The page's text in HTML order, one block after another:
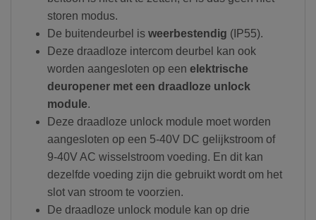
storen modus.
De buitendeurbel is weerbestendig (IP55).
Deze draadloze intercom deurbel kan ook
worden aangesloten op een elektrische
deuropener met een draadloze unlock
module.
Deze draadloze unlock module moet worden
aangesloten op een 5-40V DC gelijkstroom of
9-40V AC wisselstroom voeding. En dit kan
dezelfde voeding zijn die gebruikt wordt om het
slot van stroom te voorzien.
De draadloze unlock module kan op drie